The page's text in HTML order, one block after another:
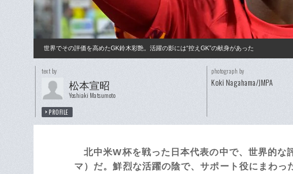
世界でその評価を高めたGK鈴木彩艶。活躍の影には“控えGK”の献身があった
text by
松本宣昭
Yoshiaki Matsumoto
PROFILE
photograph by
Koki Nagahama/JMPA
北中米W杯を戦った日本代表の中で、世界的な
マ）だ。鮮烈な活躍の陰で、サポート役にまわっ